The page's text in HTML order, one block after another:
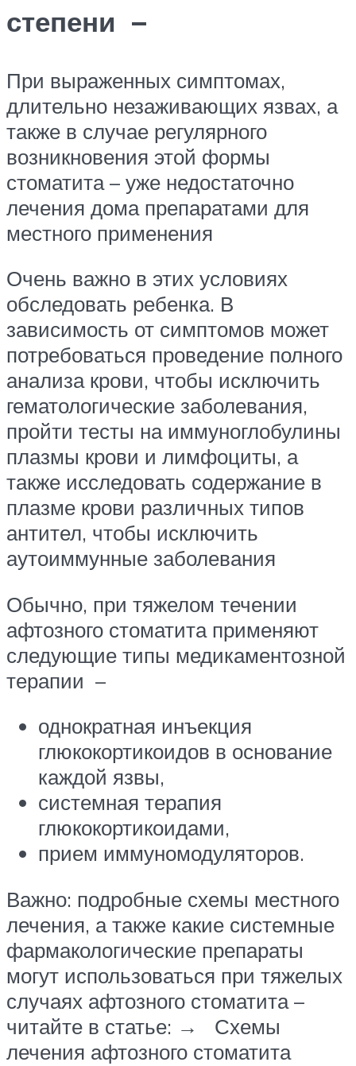
степени –
При выраженных симптомах,
длительно незаживающих язвах, а
также в случае регулярного
возникновения этой формы
стоматита – уже недостаточно
лечения дома препаратами для
местного применения
Очень важно в этих условиях
обследовать ребенка. В
зависимость от симптомов может
потребоваться проведение полного
анализа крови, чтобы исключить
гематологические заболевания,
пройти тесты на иммуноглобулины
плазмы крови и лимфоциты, а
также исследовать содержание в
плазме крови различных типов
антител, чтобы исключить
аутоиммунные заболевания
Обычно, при тяжелом течении
афтозного стоматита применяют
следующие типы медикаментозной
терапии –
однократная инъекция
глюкокортикоидов в основание
каждой язвы,
системная терапия
глюкокортикоидами,
прием иммуномодуляторов.
Важно: подробные схемы местного
лечения, а также какие системные
фармакологические препараты
могут использоваться при тяжелых
случаях афтозного стоматита –
читайте в статье: → Схемы
лечения афтозного стоматита